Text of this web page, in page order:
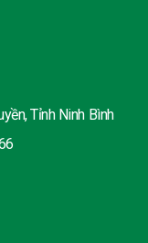
Tỉnh Ninh Bình